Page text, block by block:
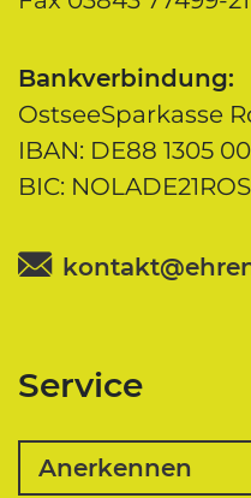
Bankverbindung:
OstseeSparkasse
IBAN: DE88 1305
BIC: NOLADE21ROS
Service
Anerkennen